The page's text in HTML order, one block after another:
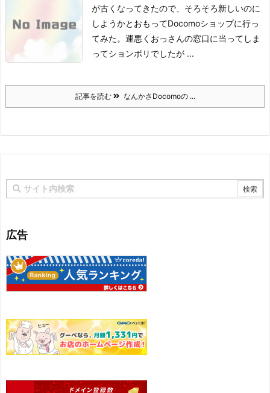
が古くなってきたので、そろそろ新しいのに
しようかとおもってDocomoショップに行っ
てみた。 運悪くおっさんの窓口に当ってしま
ってションボリでしたが ...
記事を読む なんかさDocomoの ...
広告